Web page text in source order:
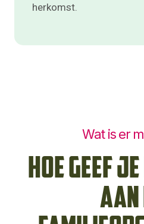
herkomst.
Wat is er
Hoe geef
aan